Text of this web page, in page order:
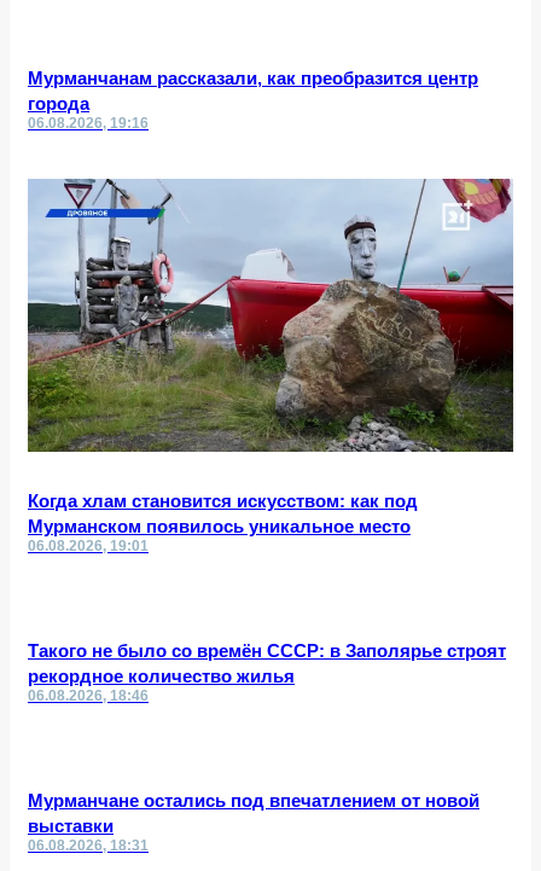
Мурманчанам рассказали, как преобразится центр
города
06.08.2026, 19:16
Когда хлам становится искусством: как под
Мурманском появилось уникальное место
06.08.2026, 19:01
Такого не было со времён СССР: в Заполярье строят
рекордное количество жилья
06.08.2026, 18:46
Мурманчане остались под впечатлением от новой
выставки
06.08.2026, 18:31